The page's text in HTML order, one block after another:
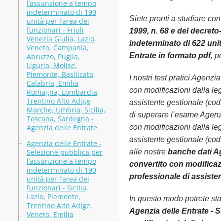
l’assunzione a tempo
indeterminato di 190
unità per l’area dei
funzionari - Friuli
Venezia Giulia, Lazio,
Veneto, Campania,
Abruzzo, Puglia,
Liguria, Molise,
Piemonte, Basilicata,
Calabria, Emilia
Romagna, Lombardia,
Trentino Alto Adige,
Marche, Umbria, Sicilia,
Toscana, Sardegna -
Agenzia delle Entrate
Agenzia delle Entrate -
Selezione pubblica per
l’assunzione a tempo
indeterminato di 190
unità per l’area dei
funzionari - Sicilia,
Lazio, Piemonte,
Trentino Alto Adige,
Veneto, Emilia
Siete pronti a studiare
1999, n. 68 e del
indeterminato di 622
Entrate in formato pdf,
I nostri test pratici
con modificazioni dalla
assistente gestionale
di superare l’esame
con modificazioni dalla
assistente gestionale
alle nostre banche dati
convertito con
professionale di
In questo modo potrete
Agenzia delle Entrate -